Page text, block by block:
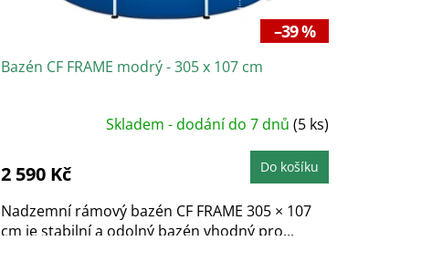
–39 %
Bazén CF FRAME modrý - 305 x 107 cm
Skladem - dodání do 7 dnů (5 ks)
2 590 Kč Do košíku
Nadzemní rámový bazén CF FRAME 305 × 107
cm je stabilní a odolný bazén vhodný pro...